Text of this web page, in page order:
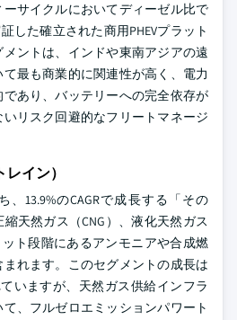
サイクルにおいてディーゼル比で
した確立された商用PHEVプラット
ントは、インドや東南アジアの遠
最も商業的に関連性が高く、電力
あり、バッテリーへの完全依存が
リスク回避的なフリートマネージ
イン）
、13.9%のCAGRで成長する「その
天然ガス（CNG）、液化天然ガス
ット段階にあるアンモニアや合成燃
れます。このセグメントの成長は
ていますが、天然ガス供給インフラ
、フルゼロエミッションパワート